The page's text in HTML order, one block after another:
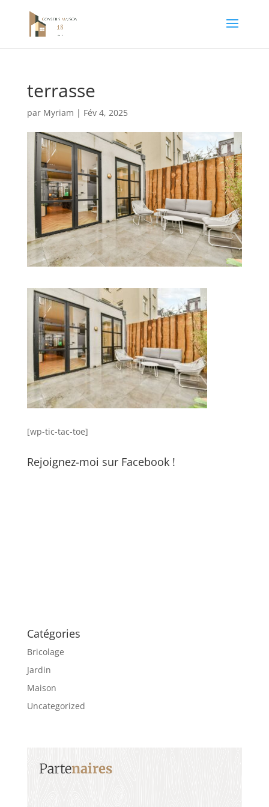
terrasse
par Myriam | Fév 4, 2025
[wp-tic-tac-toe]
Rejoignez-moi sur Facebook !
Catégories
Bricolage
Jardin
Maison
Uncategorized
Partenaires